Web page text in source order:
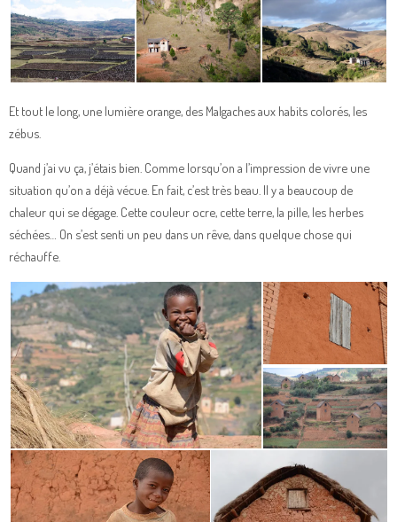
Et tout le long, une lumière orange, des Malgaches aux habits colorés, les
zébus.
Quand j’ai vu ça, j’étais bien. Comme lorsqu’on a l’impression de vivre une
situation qu’on a déjà vécue. En fait, c’est très beau. Il y a beaucoup de
chaleur qui se dégage. Cette couleur ocre, cette terre, la pille, les herbes
séchées… On s’est senti un peu dans un rêve, dans quelque chose qui
réchauffe.